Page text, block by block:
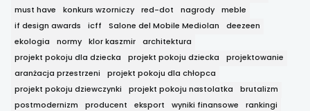
must have
konkurs wzorniczy red-dot nagrody
meble
if design awards
icff Salone del Mobile Mediolan
deezeen
ekologia
normy klor kaszmir
architektura
projekt pokoju dla dziecka
projekt pokoju dziecka
projektowanie
aranżacja przestrzeni
projekt pokoju dla chłopca
projekt pokoju dziewczynki
projekt pokoju nastolatka
brutalizm
postmodernizm
producent eksport wyniki finansowe
rankingi